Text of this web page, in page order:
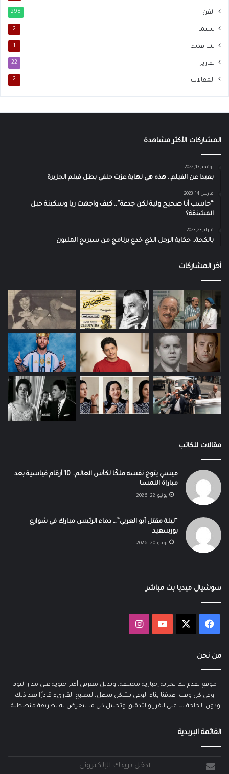
الفن 298
سيما 2
بث قديم 1
تقارير 22
المقالات 2
المشاركات الأكثر مشاهدة
نوفمبر 17, 2022
بعيدا عن الفيلم.. هذه هي نهاية عزت حنفي بطل فيلم الجزيرة
مارس 14, 2023
“حاسب أنا صحيح ولية لكن جدعة”.. كيف واجهت ريا وسكينة حبل
المشنقة؟
فبراير 23, 2023
بالكحة.. حكاية الرجل الذي خدع برنامج من سيربح المليون
آخر المشاركات
مقالات للكاتب
ميسي يتوج نفسه ملكًا لكأس العالم.. 10 أرقام قياسية بعد
مباراة النمسا
يونيو 22, 2026
“ليلة مقتل أبو العربي”… دماء الرئيس مبارك في شوارع
بورسعيد
يونيو 20, 2026
سوشيال ميديا بث مباشر
فيسبوك ‫YouTubeانستقرام
من نحن
موقع يقدم لك تجربة إخبارية مختلفة، وبديل معرفي أكثر حيوية على مدار اليوم
وفي كل وقت. هدفنا بناء الوعي بشكل سهل، ليصبح القاريء قادرًا بعد ذلك
ودون الحاجة لنا على الفرز والتدقيق وتحليل كل ما يتعرض له بطريقة منضطبة.
القائمة البريدية
بريدك